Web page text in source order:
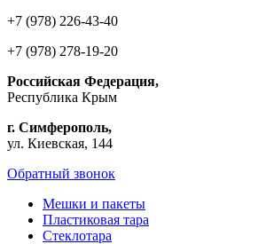
+7 (978) 226-43-40
+7 (978) 278-19-20
Российская Федерация,
Республика Крым
г. Симферополь,
ул. Киевская, 144
Обратный звонок
Мешки и пакеты
Пластиковая тара
Стеклотара